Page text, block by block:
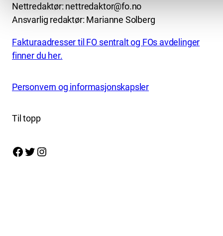
Nettredaktør: nettredaktor@fo.no
Ansvarlig redaktør: Marianne Solberg
Fakturaadresser til FO sentralt og FOs avdelinger
finner du her.
Personvern og informasjonskapsler
Til topp
Facebook Twitter Instagram